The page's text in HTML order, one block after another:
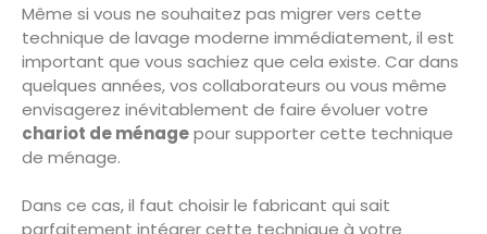
Même si vous ne souhaitez pas migrer vers cette
technique de lavage moderne immédiatement, il est
important que vous sachiez que cela existe. Car dans
quelques années, vos collaborateurs ou vous même
envisagerez inévitablement de faire évoluer votre
chariot de ménagepour supporter cette technique
de ménage.
Dans ce cas, il faut choisir le fabricant qui sait